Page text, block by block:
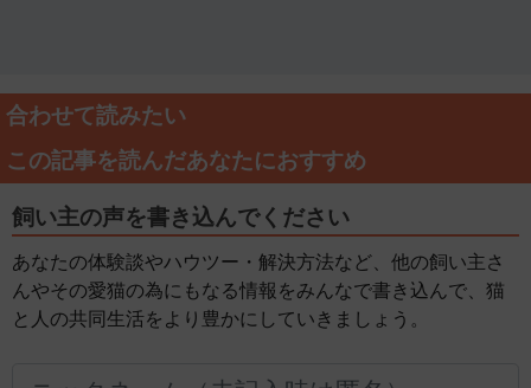
合わせて読みたい
この記事を読んだあなたにおすすめ
飼い主の声を書き込んでください
あなたの体験談やハウツー・解決方法など、他の飼い主さ
んやその愛猫の為にもなる情報をみんなで書き込んで、猫
と人の共同生活をより豊かにしていきましょう。